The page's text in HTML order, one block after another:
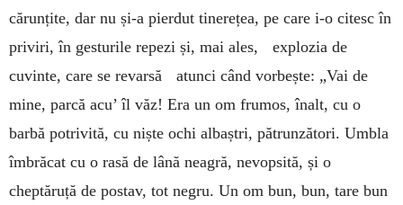
cărunțite, dar nu și-a pierdut tinerețea, pe care i-o citesc în
priviri, în gesturile repezi și, mai ales, explozia de
cuvinte, care se revarsă atunci când vorbește: „Vai de
mine, parcă acu’ îl văz! Era un om frumos, înalt, cu o
barbă potrivită, cu niște ochi albaștri, pătrunzători. Umbla
îmbrăcat cu o rasă de lână neagră, nevopsită, și o
cheptăruță de postav, tot negru. Un om bun, bun, tare bun